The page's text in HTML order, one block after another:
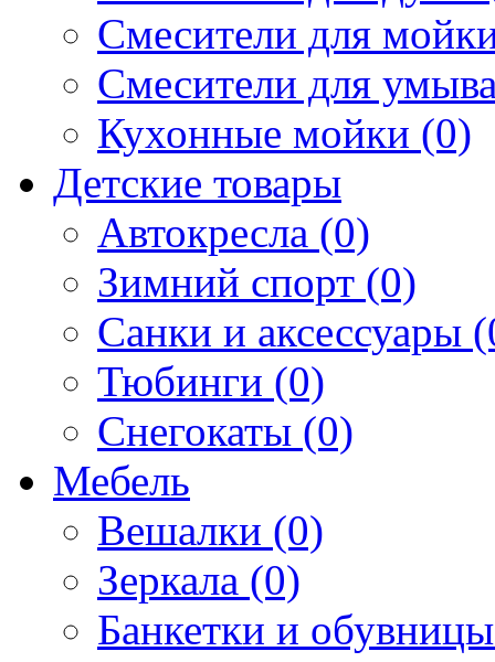
Смесители для
Смесители для
Кухонные мойки (0)
Детские товары
Автокресла (0)
Зимний спорт (0)
Санки и аксессуары
Тюбинги (0)
Снегокаты (0)
Мебель
Вешалки (0)
Зеркала (0)
Банкетки и